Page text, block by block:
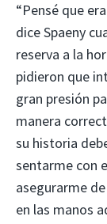
“Pensé que
dice Spaeny
reserva a la
pidieron que
gran presión
manera
su historia
sentarme con
asegurarme
en las manos